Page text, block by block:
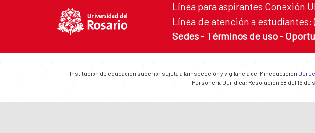
Línea para aspirantes Conexión
Línea de atención a estudiantes:
Sedes - Términos de uso -
Institución de educación superior sujeta a la inspección y vigilancia del Mineducación
Personería Jurídica: Resolución 58 del 16 de